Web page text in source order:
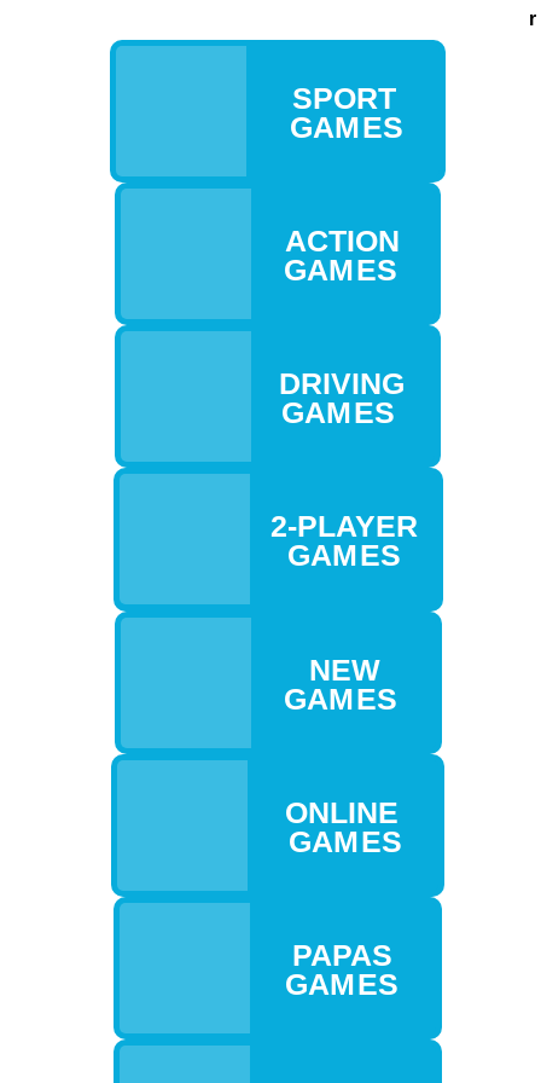
r
SPORT
GAM ES
ACTION
GAM ES
DRIVING
GAM ES
2-PLAYER
GAM ES
NEW
GAM ES
ONLINE
GAM ES
PAPAS
GAM ES